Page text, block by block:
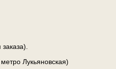
Лукьяновская)